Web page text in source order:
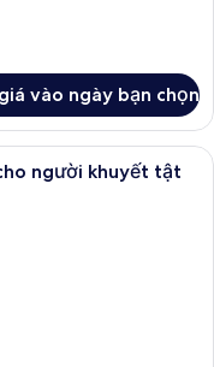
vào ngày bạn chọn
1 giường cỡ queen, phù
người khuyết tật